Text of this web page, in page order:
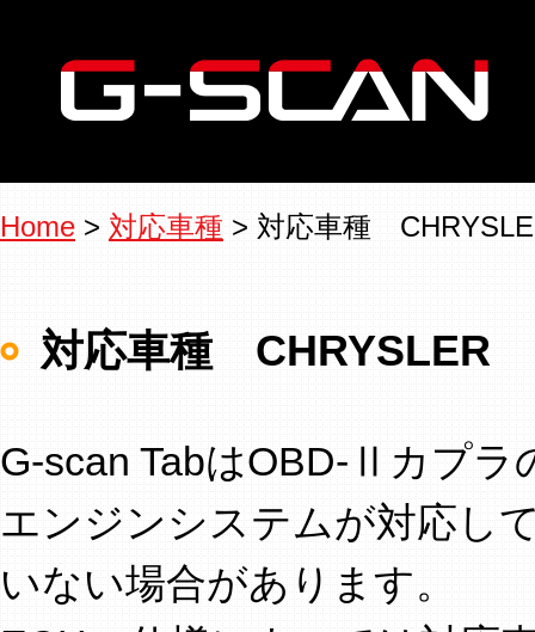
Home > 対応車種 > 対応車種
対応車種 CHRYSLER
G-scan TabはOBD-Ⅱカプラ
エンジンシステムが対応し
いない場合があります。